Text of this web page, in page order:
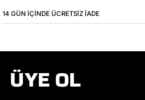
14 GÜN IÇINDE ÜCRETSIZ IADE
ÜYE OL